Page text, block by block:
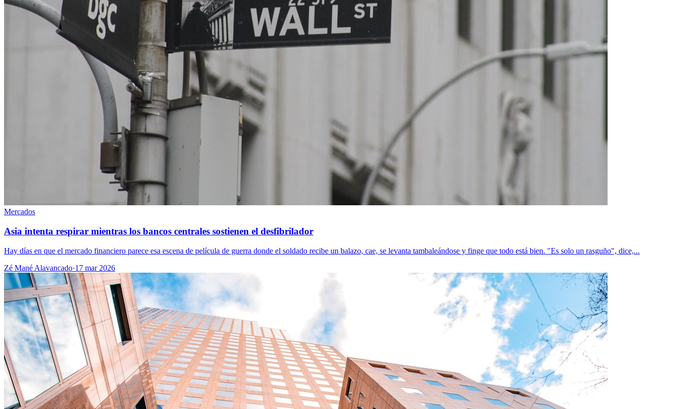
Mercados
Asia intenta respirar mientras los bancos centrales sostienen el desfibrilador
Hay días en que el mercado financiero parece esa escena de película de guerra donde el soldado recibe un balazo, cae, se levanta tambaleándose y finge que todo está bien. "Es solo un rasguño", dice,...
Zé Mané Alavancado·17 mar 2026